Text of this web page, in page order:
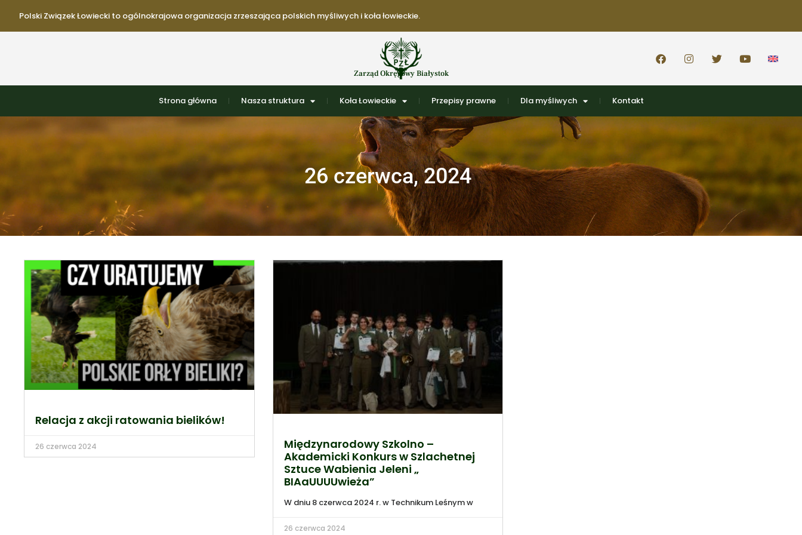
Polski Związek Łowiecki to ogólnokrajowa organizacja zrzeszająca polskich myśliwych i koła łowieckie.
Zarząd Okręgowy Białystok
Strona główna Nasza struktura Koła Łowieckie Przepisy prawne Dla myśliwych Kontakt
26 czerwca, 2024
Relacja z akcji ratowania bielików!
26 czerwca 2024
Międzynarodowy Szkolno –
Akademicki Konkurs w Szlachetnej
Sztuce Wabienia Jeleni „
BIAaUUUUwieża”
W dniu 8 czerwca 2024 r. w Technikum Leśnym w
26 czerwca 2024